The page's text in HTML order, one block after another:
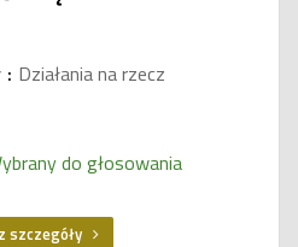
: Działania na rzecz
do głosowania
szczegóły